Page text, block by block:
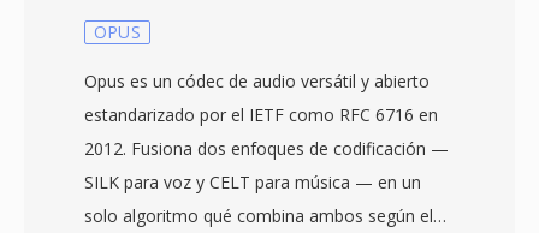
OPUS
Opus es un códec de audio versátil y abierto
estandarizado por el IETF como RFC 6716 en
2012. Fusiona dos enfoques de codificación —
SILK para voz y CELT para música — en un
solo algoritmo qué combina ambos según el